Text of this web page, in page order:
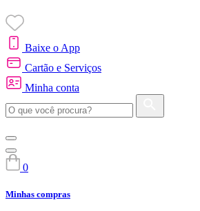
Baixe o App
Cartão e Serviços
Minha conta
0
Minhas compras